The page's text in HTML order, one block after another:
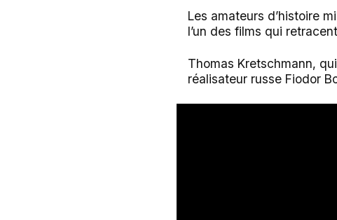
Les amateurs d’histoire
l’un des films qui
Thomas Kretschmann,
réalisateur russe Fiodor